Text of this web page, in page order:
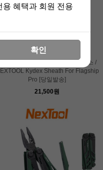
스툴 플래그십 프로 카이덱스 쉬스 /
Kydex Sheath For Flagship
Pro [당일발송]
21,500원
혜택과 회원 전용
확인